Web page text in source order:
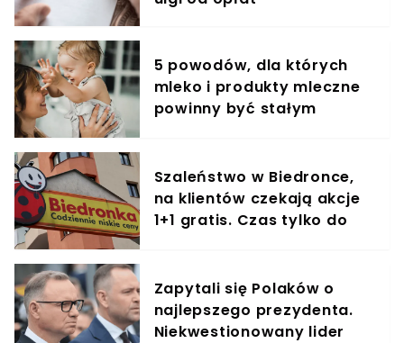
5 powodów, dla których
mleko i produkty mleczne
powinny być stałym
Szaleństwo w Biedronce,
na klientów czekają akcje
1+1 gratis. Czas tylko do
Zapytali się Polaków o
najlepszego prezydenta.
Niekwestionowany lider